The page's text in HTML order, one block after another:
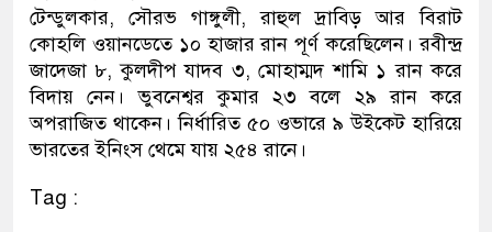
টেন্ডুলকার, সৌরভ গাঙ্গুলী, রাহুল দ্রাবিড় আর বিরাট
কোহলি ওয়ানডেতে ১০ হাজার রান পূর্ণ করেছিলেন। রবীন্দ্র
জাদেজা ৮, কুলদীপ যাদব ৩, মোহাম্মদ শামি ১ রান করে
বিদায় নেন। ভুবনেশ্বর কুমার ২৩ বলে ২৯ রান করে
অপরাজিত থাকেন। নির্ধারিত ৫০ ওভারে ৯ উইকেট হারিয়ে
ভারতের ইনিংস থেমে যায় ২৫৪ রানে।
Tag :